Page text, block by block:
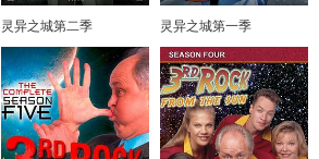
灵异之城第二季 灵异之城第一季